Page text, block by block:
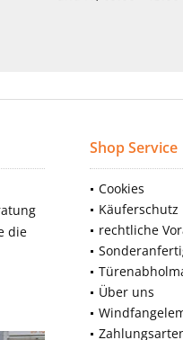
die
Shop Service
Cookies
Käuferschutz
rechtliche
Über uns